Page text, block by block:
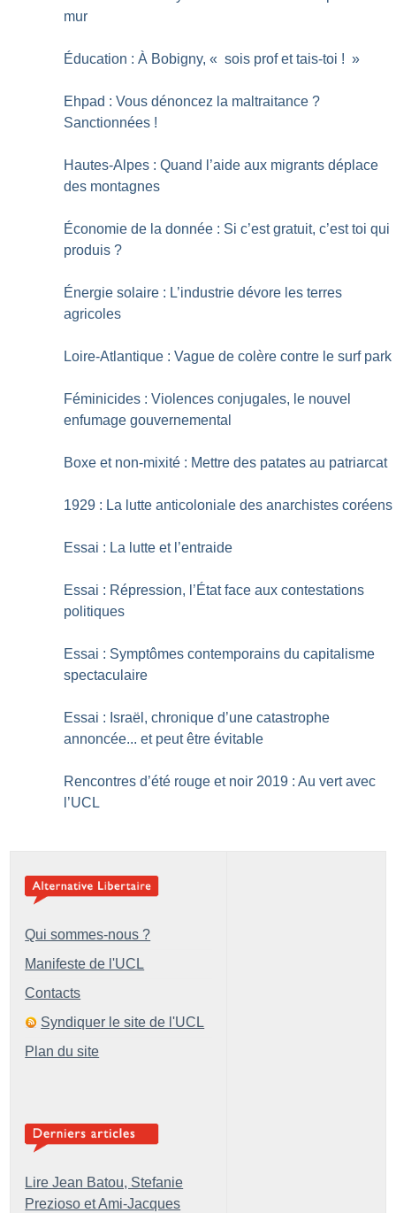
mur
Éducation : À Bobigny, « sois prof et tais-toi ! »
Ehpad : Vous dénoncez la maltraitance ?
Sanctionnées !
Hautes-Alpes : Quand l’aide aux migrants déplace
des montagnes
Économie de la donnée : Si c’est gratuit, c’est toi qui
produis ?
Énergie solaire : L’industrie dévore les terres
agricoles
Loire-Atlantique : Vague de colère contre le surf park
Féminicides : Violences conjugales, le nouvel
enfumage gouvernemental
Boxe et non-mixité : Mettre des patates au patriarcat
1929 : La lutte anticoloniale des anarchistes coréens
Essai : La lutte et l’entraide
Essai : Répression, l’État face aux contestations
politiques
Essai : Symptômes contemporains du capitalisme
spectaculaire
Essai : Israël, chronique d’une catastrophe
annoncée... et peut être évitable
Rencontres d’été rouge et noir 2019 : Au vert avec
l’UCL
Qui sommes-nous ?
Manifeste de l'UCL
Contacts
Syndiquer le site de l'UCL
Plan du site
Lire Jean Batou, Stefanie
Prezioso et Ami-Jacques